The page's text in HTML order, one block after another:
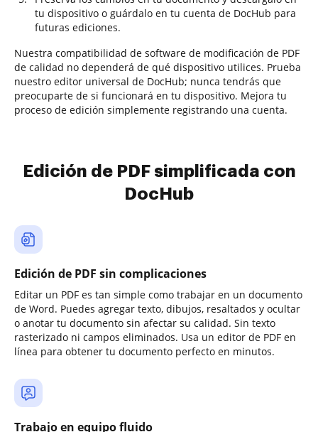
tu dispositivo o guárdalo en tu cuenta de DocHub para
futuras ediciones.
Nuestra compatibilidad de software de modificación de PDF
de calidad no dependerá de qué dispositivo utilices. Prueba
nuestro editor universal de DocHub; nunca tendrás que
preocuparte de si funcionará en tu dispositivo. Mejora tu
proceso de edición simplemente registrando una cuenta.
Edición de PDF simplificada con
DocHub
Edición de PDF sin complicaciones
Editar un PDF es tan simple como trabajar en un documento
de Word. Puedes agregar texto, dibujos, resaltados y ocultar
o anotar tu documento sin afectar su calidad. Sin texto
rasterizado ni campos eliminados. Usa un editor de PDF en
línea para obtener tu documento perfecto en minutos.
Trabajo en equipo fluido